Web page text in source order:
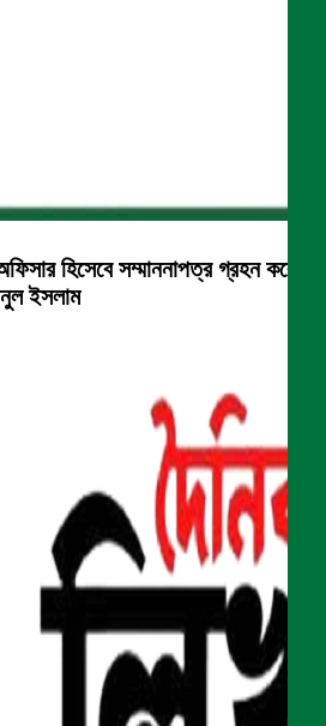
হিসেবে সম্মাননাপত্র গ্রহন করেন
ইসলাম